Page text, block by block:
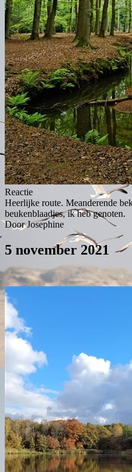
Reactie
Heerlijke route. Meanderende
beukenblaadjes, ik heb genoten.
Door Josephine
5 november 2021